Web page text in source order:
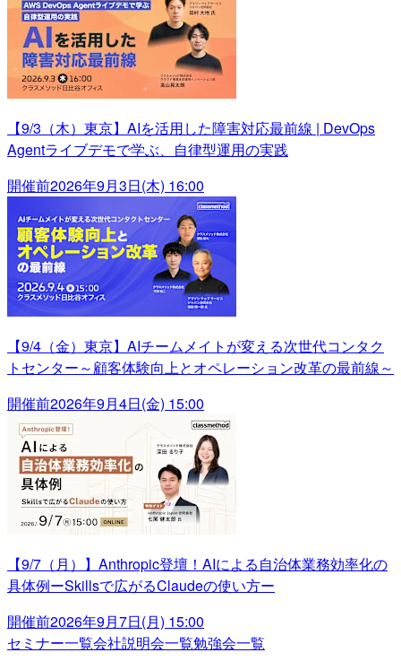
【9/3（木）東京】AIを活用した障害対応最前線 | DevOps
Agentライブデモで学ぶ、自律型運用の実践
開催前2026年9月3日(木) 16:00
【9/4（金）東京】AIチームメイトが変える次世代コンタク
トセンター～顧客体験向上とオペレーション改革の最前線～
開催前2026年9月4日(金) 15:00
【9/7（月）】Anthropic登壇！AIによる自治体業務効率化の
具体例ーSkillsで広がるClaudeの使い方ー
開催前2026年9月7日(月) 15:00
セミナー一覧会社説明会一覧勉強会一覧